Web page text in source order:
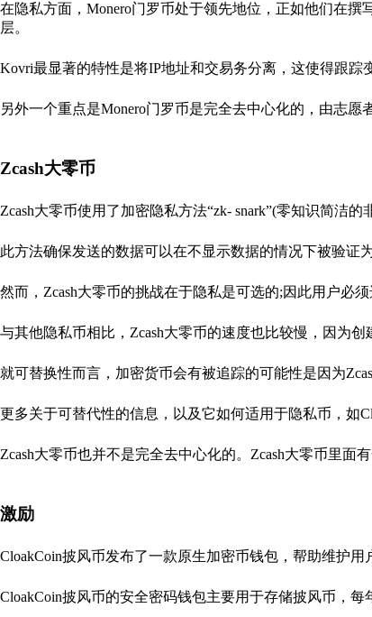
在隐私方面，Monero门罗币处于领先地位，正如他们在
层。
Kovri最显著的特性是将IP地址和交易务分离，这使得跟踪
另外一个重点是Monero门罗币是完全去中心化的，由志愿
Zcash大零币
Zcash大零币使用了加密隐私方法“zk- snark”(零知识简洁的
此方法确保发送的数据可以在不显示数据的情况下被验证
然而，Zcash大零币的挑战在于隐私是可选的;因此用户必须
与其他隐私币相比，Zcash大零币的速度也比较慢，因为创
就可替换性而言，加密货币会有被追踪的可能性是因为
更多关于可替代性的信息，以及它如何适用于隐私币，如
Zcash大零币也并不是完全去中心化的。Zcash大零币里面
激励
CloakCoin披风币发布了一款原生加密币钱包，帮助维护用
CloakCoin披风币的安全密码钱包主要用于存储披风币，每